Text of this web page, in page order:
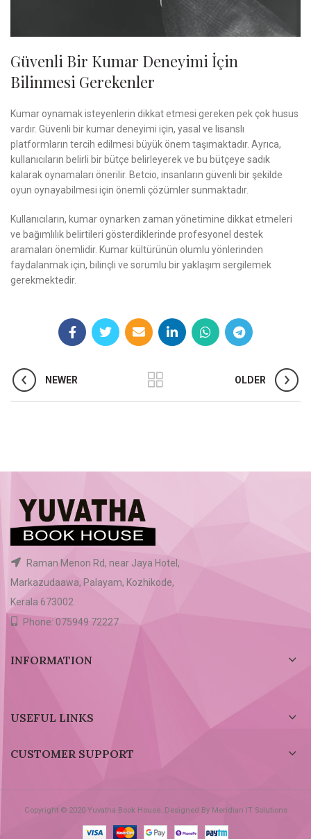
Güvenli Bir Kumar Deneyimi İçin
Bilinmesi Gerekenler
Kumar oynamak isteyenlerin dikkat etmesi gereken pek çok husus
vardır. Güvenli bir kumar deneyimi için, yasal ve lisanslı
platformların tercih edilmesi büyük önem taşımaktadır. Ayrıca,
kullanıcıların belirli bir bütçe belirleyerek ve bu bütçeye sadık
kalarak oynamaları önerilir. Betcio, insanların güvenli bir şekilde
oyun oynayabilmesi için önemli çözümler sunmaktadır.
Kullanıcıların, kumar oynarken zaman yönetimine dikkat etmeleri
ve bağımlılık belirtileri gösterdiklerinde profesyonel destek
aramaları önemlidir. Kumar kültürünün olumlu yönlerinden
faydalanmak için, bilinçli ve sorumlu bir yaklaşım sergilemek
gerekmektedir.
NEWER OLDER
Raman Menon Rd, near Jaya Hotel,
Markazudaawa, Palayam, Kozhikode,
Kerala 673002
Phone: 075949 72227
INFORMATION
USEFUL LINKS
CUSTOMER SUPPORT
Copyright © 2020 Yuvatha Book House. Designed By Meridian IT Solutions